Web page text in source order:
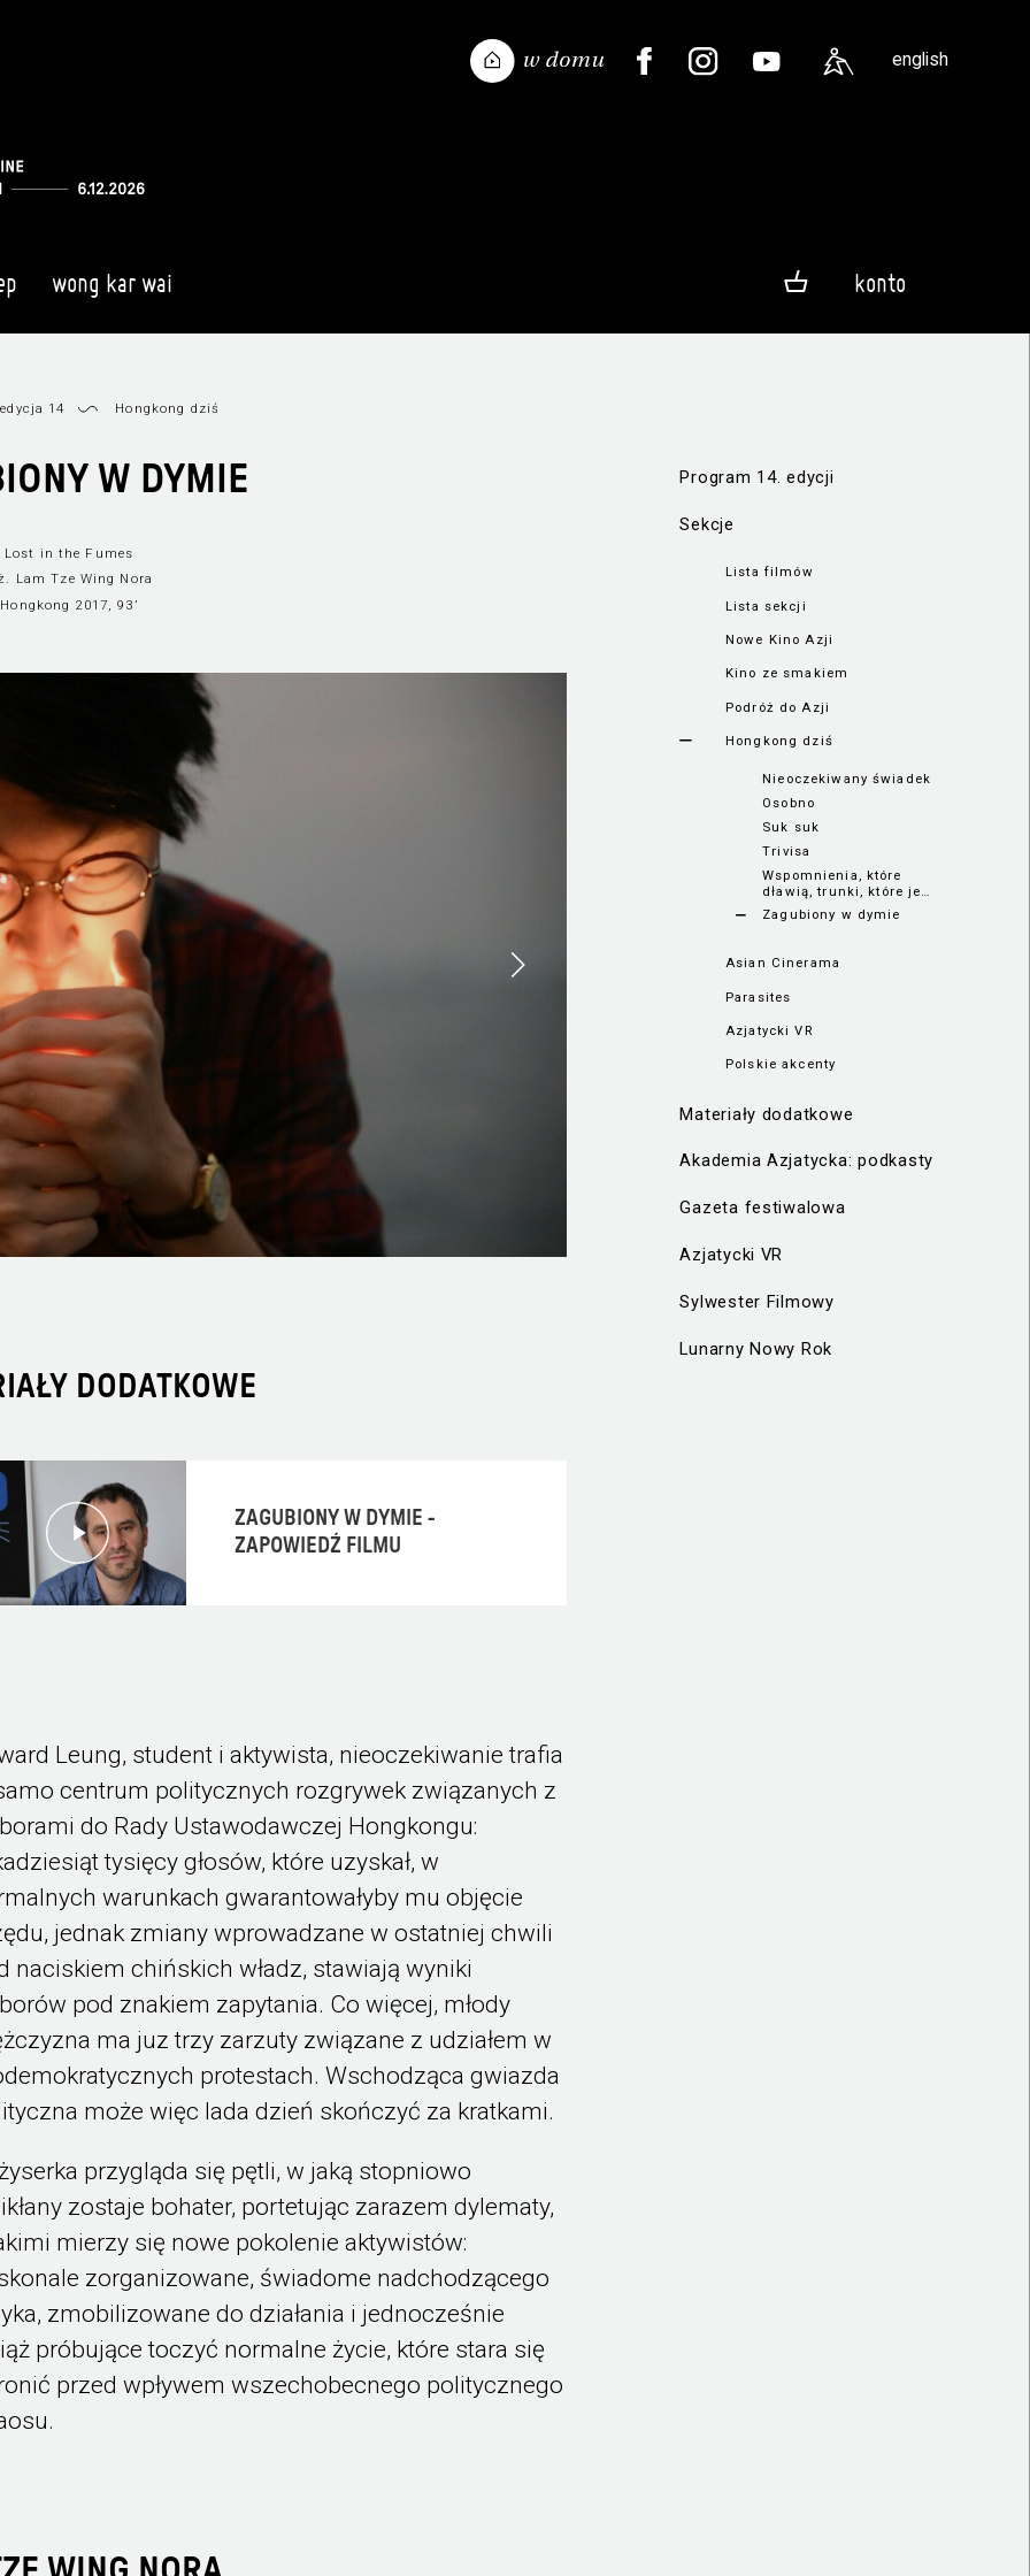
english
wong kar wai konto
Program 14. edycji
Sekcje
Lista filmów
Lista sekcji
Nowe Kino Azji
Kino ze smakiem
Podróż do Azji
Hongkong dziś
Nieoczekiwany świadek
Osobno
Suk suk
Trivisa
Wspomnienia, które
dławią, trunki, które je
naprawią
Zagubiony w dymie
Asian Cinerama
Parasites
Azjatycki VR
Polskie akcenty
Materiały dodatkowe
Akademia Azjatycka: podkasty
Gazeta festiwalowa
Azjatycki VR
Sylwester Filmowy
Lunarny Nowy Rok
14 Hongkong dziś
W DYMIE
Lost in the Fumes
Lam Tze Wing Nora
Hongkong 2017, 93’
DODATKOWE
ZAGUBIONY W DYMIE -
ZAPOWIEDŹ FILMU
Leung, student i aktywista, nieoczekiwanie trafia
centrum politycznych rozgrywek związanych z
do Rady Ustawodawczej Hongkongu:
tysięcy głosów, które uzyskał, w
warunkach gwarantowałyby mu objęcie
jednak zmiany wprowadzane w ostatniej chwili
naciskiem chińskich władz, stawiają wyniki
pod znakiem zapytania. Co więcej, młody
ma juz trzy zarzuty związane z udziałem w
protestach. Wschodząca gwiazda
może więc lada dzień skończyć za kratkami.
przygląda się pętli, w jaką stopniowo
zostaje bohater, portetując zarazem dylematy,
mierzy się nowe pokolenie aktywistów:
zorganizowane, świadome nadchodzącego
zmobilizowane do działania i jednocześnie
próbujące toczyć normalne życie, które stara się
przed wpływem wszechobecnego politycznego